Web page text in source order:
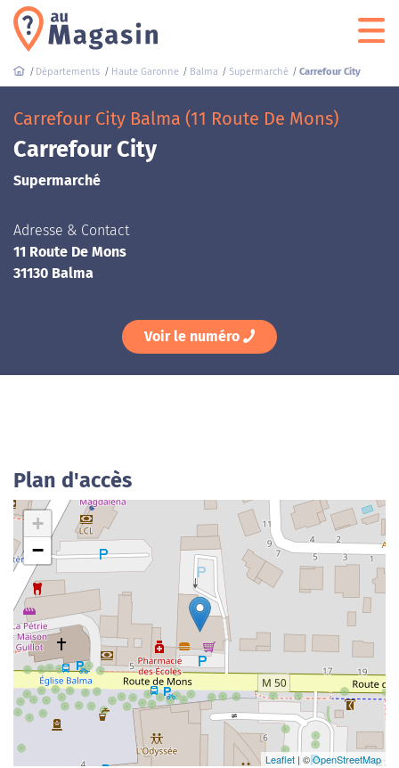
Départements Haute Garonne Balma Supermarché Carrefour City
Carrefour City Balma (11 Route De Mons)
Carrefour City
Supermarché
Adresse & Contact
11 Route De Mons
31130 Balma
Voir le numéro
Plan d'accès
+
−
Leaflet | ©OpenStreetMap